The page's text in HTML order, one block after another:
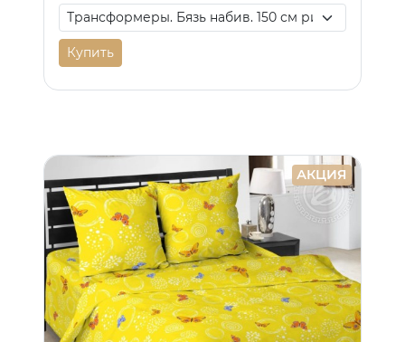
Купить
АКЦИЯ